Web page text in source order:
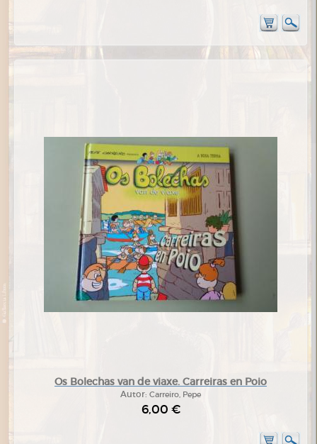
Os Bolechas van de viaxe. Carreiras en Poio
Autor: Carreiro, Pepe
6,00 €